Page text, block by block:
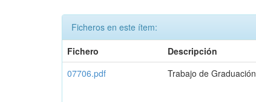
Ficheros en este ítem:
Fichero
Descripción
07706.pdf
Trabajo de Graduación